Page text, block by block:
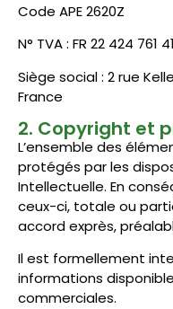
Code APE 2620Z
N° TVA : FR 22 424 761
Siège social : 2 rue
France
2. Copyright et
L’ensemble des
protégés par les
Intellectuelle. En
ceux-ci, totale ou
accord exprès,
Il est formellement
informations
commerciales.